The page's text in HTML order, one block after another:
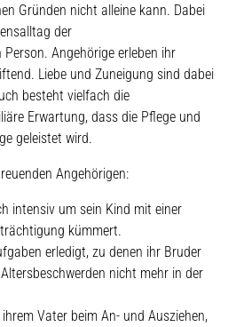
Gründen nicht alleine kann. Dabei
der
Angehörige erleben ihr
Liebe und Zuneigung sind dabei
besteht vielfach die
Erwartung, dass die Pflege und
geleistet wird.
Angehörigen:
intensiv um sein Kind mit einer
kümmert.
erledigt, zu denen ihr Bruder
nicht mehr in der
ihrem Vater beim An- und Ausziehen,